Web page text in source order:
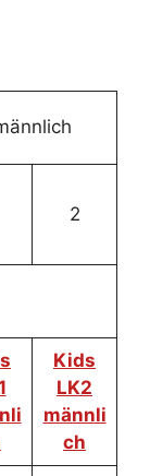
2
Kids
LK2
männli
ch